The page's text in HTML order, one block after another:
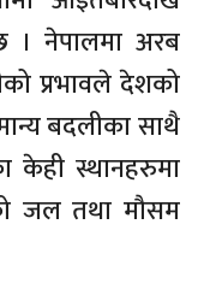
। नेपालमा अरब
प्रभावले देशको
बदलीका साथै
केही स्थानहरुमा
जल तथा मौसम